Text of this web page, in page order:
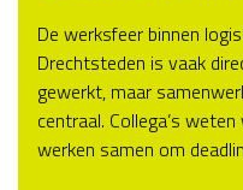
De werksfeer binnen
Drechtsteden is vaak
gewerkt, maar
centraal. Collega’s
werken samen om